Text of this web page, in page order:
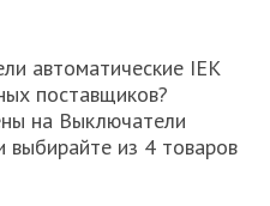
автоматические IEK
поставщиков?
на Выключатели
выбирайте из 4 товаров